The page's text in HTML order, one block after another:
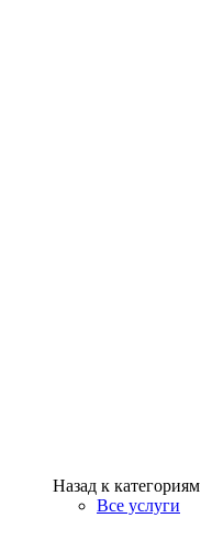
Назад к категориям
Все услуги